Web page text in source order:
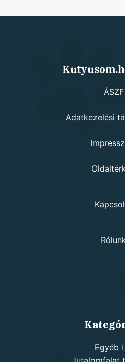
ÁSZF
Adatkezelési
Egyéb